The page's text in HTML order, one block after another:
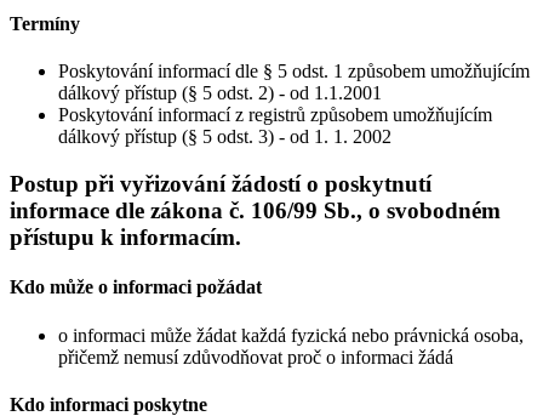
Termíny
Poskytování informací dle § 5 odst. 1 způsobem umožňujícím
dálkový přístup (§ 5 odst. 2) - od 1.1.2001
Poskytování informací z registrů způsobem umožňujícím
dálkový přístup (§ 5 odst. 3) - od 1. 1. 2002
Postup při vyřizování žádostí o poskytnutí
informace dle zákona č. 106/99 Sb., o svobodném
přístupu k informacím.
Kdo může o informaci požádat
o informaci může žádat každá fyzická nebo právnická osoba,
přičemž nemusí zdůvodňovat proč o informaci žádá
Kdo informaci poskytne